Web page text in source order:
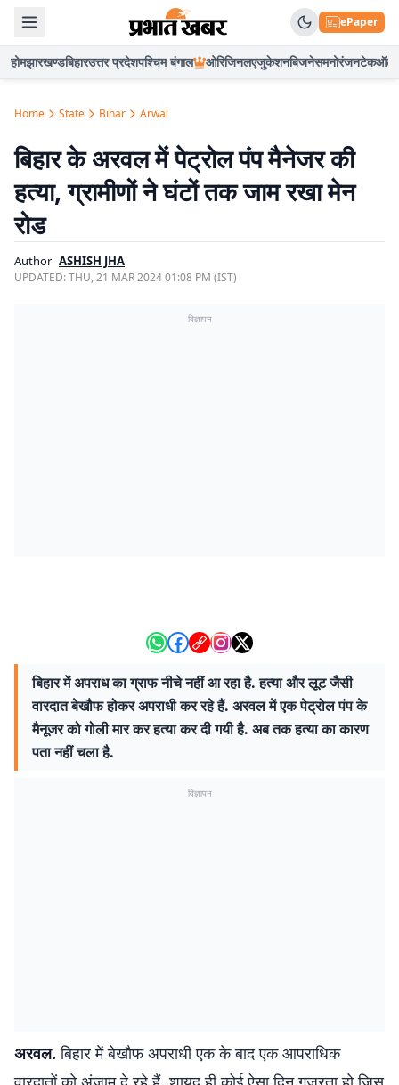
ePaper
होमझारखण्डबिहारउत्तर प्रदेशपश्चिम बंगाल ओरिजिनलएजुकेशनबिजनेसमनोरंजनटेकऑटो
Home State Bihar Arwal
बिहार के अरवल में पेट्रोल पंप मैनेजर की
हत्या, ग्रामीणों ने घंटों तक जाम रखा मेन
रोड
Author ASHISH JHA
UPDATED:THU, 21 MAR 2024 01:08 PM (IST)
विज्ञापन
बिहार में अपराध का ग्राफ नीचे नहीं आ रहा है. हत्या और लूट जैसी
वारदात बेखौफ होकर अपराधी कर रहे हैं. अरवल में एक पेट्रोल पंप के
मैनूजर को गोली मार कर हत्या कर दी गयी है. अब तक हत्या का कारण
पता नहीं चला है.
विज्ञापन
अरवल. बिहार में बेखौफ अपराधी एक के बाद एक आपराधिक